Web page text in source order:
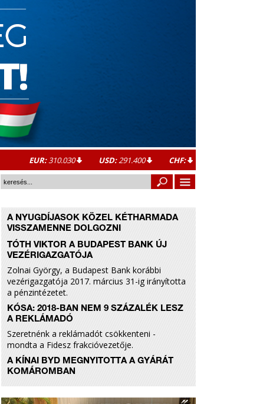
EUR:310.030 USD:291.400 CHF:
A NYUGDÍJASOK KÖZEL KÉTHARMADA
VISSZAMENNE DOLGOZNI
TÓTH VIKTOR A BUDAPEST BANK ÚJ
VEZÉRIGAZGATÓJA
Zolnai György, a Budapest Bank korábbi
vezérigazgatója 2017. március 31-ig irányította
a pénzintézetet.
KÓSA: 2018-BAN NEM 9 SZÁZALÉK LESZ
A REKLÁMADÓ
Szeretnénk a reklámadót csökkenteni -
mondta a Fidesz frakcióvezetője.
A KÍNAI BYD MEGNYITOTTA A GYÁRÁT
KOMÁROMBAN